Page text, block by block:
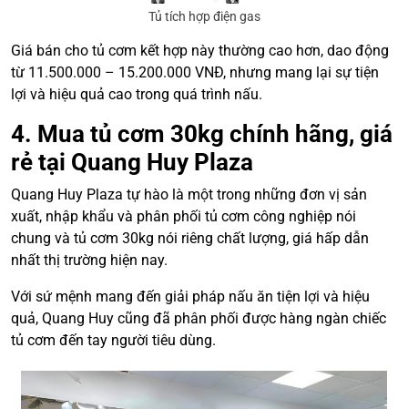
Tủ tích hợp điện gas
Giá bán cho tủ cơm kết hợp này thường cao hơn, dao động
từ 11.500.000 – 15.200.000 VNĐ, nhưng mang lại sự tiện
lợi và hiệu quả cao trong quá trình nấu.
4. Mua tủ cơm 30kg chính hãng, giá
rẻ tại Quang Huy Plaza
Quang Huy Plaza tự hào là một trong những đơn vị sản
xuất, nhập khẩu và phân phối tủ cơm công nghiệp nói
chung và tủ cơm 30kg nói riêng chất lượng, giá hấp dẫn
nhất thị trường hiện nay.
Với sứ mệnh mang đến giải pháp nấu ăn tiện lợi và hiệu
quả, Quang Huy cũng đã phân phối được hàng ngàn chiếc
tủ cơm đến tay người tiêu dùng.